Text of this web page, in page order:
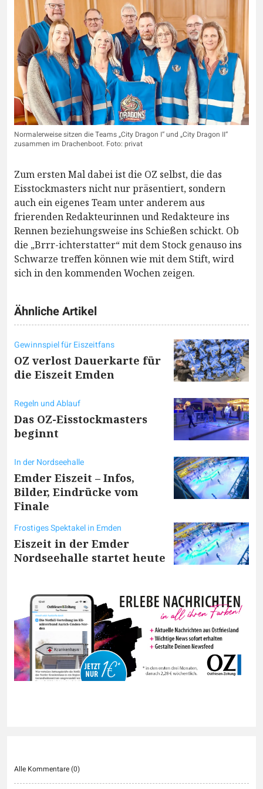
Normalerweise sitzen die Teams „City Dragon I“ und „City Dragon II“
zusammen im Drachenboot. Foto: privat
Zum ersten Mal dabei ist die OZ selbst, die das
Eisstockmasters nicht nur präsentiert, sondern
auch ein eigenes Team unter anderem aus
frierenden Redakteurinnen und Redakteure ins
Rennen beziehungsweise ins Schießen schickt. Ob
die „Brrr-ichterstatter“ mit dem Stock genauso ins
Schwarze treffen können wie mit dem Stift, wird
sich in den kommenden Wochen zeigen.
Ähnliche Artikel
Gewinnspiel für Eiszeitfans
OZ verlost Dauerkarte für
die Eiszeit Emden
Regeln und Ablauf
Das OZ-Eisstockmasters
beginnt
In der Nordseehalle
Emder Eiszeit – Infos,
Bilder, Eindrücke vom
Finale
Frostiges Spektakel in Emden
Eiszeit in der Emder
Nordseehalle startet heute
Alle Kommentare (0)